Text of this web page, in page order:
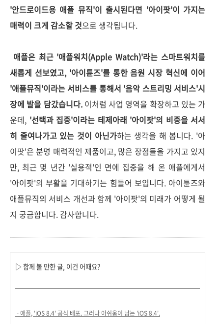
'안드로이드용 애플 뮤직'이 출시된다면 '아이팟'이 가지는
매력이 크게 감소할 것으로 생각됩니다.
애플은 최근 '애플워치(Apple Watch)'라는 스마트워치를
새롭게 선보였고, '아이튠즈'를 통한 음원 시장 혁신에 이어
'애플뮤직'이라는 서비스를 통해서 '음악 스트리밍 서비스'시
장에 발을 담갔습니다.이처럼 사업 영역을 확장하고 있는 가
운데, '선택과 집중'이라는 테제아래 '아이팟'의 비중을 서서
히 줄여나가고 있는 것이 아닌가하는 생각을 해 봅니다. '아
이팟'은 분명 매력적인 제품이고, 많은 장점들을 가지고 있지
만, 최근 몇 년간 '실용적'인 면에 집중을 해 온 애플에게서
'아이팟'의 부활을 기대하기는 힘들어 보입니다. 아이튠즈와
애플뮤직의 서비스 개선과 함께 '아이팟'의 미래가 어떻게 될
지 궁금합니다. 감사합니다.
▷ 함께 볼 만한 글, 이건 어때요?
- 애플, 'iOS 8.4' 공식 배포. 그러나 아쉬움이 남는 'iOS 8.4'.